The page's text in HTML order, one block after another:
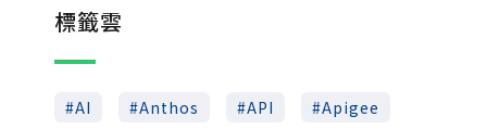
標籤雲
AI Anthos API
Apigee